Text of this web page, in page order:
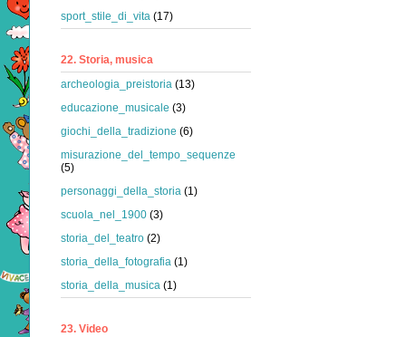
sport_stile_di_vita (17)
22. Storia, musica
archeologia_preistoria (13)
educazione_musicale (3)
giochi_della_tradizione (6)
misurazione_del_tempo_sequenze
(5)
personaggi_della_storia (1)
scuola_nel_1900 (3)
storia_del_teatro (2)
storia_della_fotografia (1)
storia_della_musica (1)
23. Video